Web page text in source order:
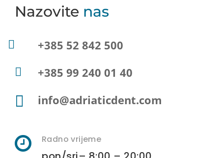
Nazovite nas
 +385 52 842 500
 +385 99 240 01 40
 info@adriaticdent.com
 Radno vrijeme